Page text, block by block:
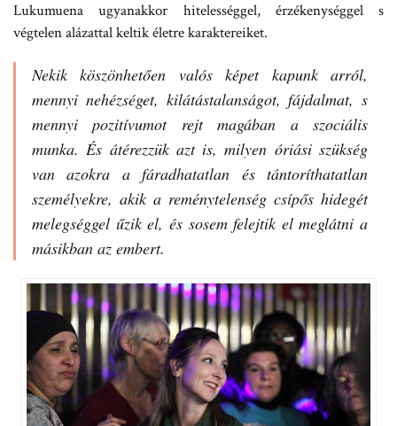
Lukumuena ugyanakkor hitelességgel, érzékenységgel s
végtelen alázattal keltik életre karaktereiket.
Nekik köszönhetően valós képet kapunk arról,
mennyi nehézséget, kilátástalanságot, fájdalmat, s
mennyi pozitívumot rejt magában a szociális
munka. És átérezzük azt is, milyen óriási szükség
van azokra a fáradhatatlan és tántoríthatatlan
személyekre, akik a reménytelenség csípős hidegét
melegséggel űzik el, és sosem felejtik el meglátni a
másikban az embert.